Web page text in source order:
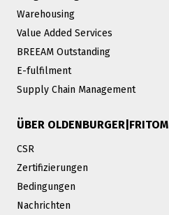
Warehousing
Value Added Services
BREEAM Outstanding
E-fulfilment
Supply Chain Management
ÜBER OLDENBURGER|FRITOM
CSR
Zertifizierungen
Bedingungen
Nachrichten